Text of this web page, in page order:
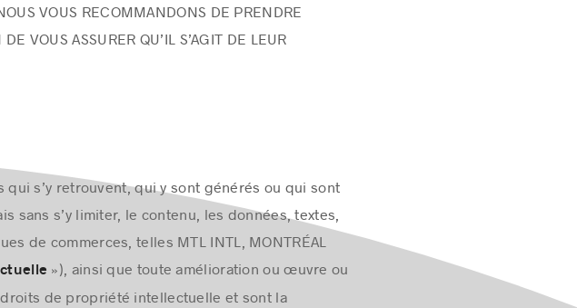
VOUS RECOMMANDONS DE PRENDRE
VOUS ASSURER QU’IL S’AGIT DE LEUR
s’y retrouvent, qui y sont générés ou qui sont
sans s’y limiter, le contenu, les données, textes,
de commerces, telles MTL INTL, MONTRÉAL
»), ainsi que toute amélioration ou œuvre ou
de propriété intellectuelle et sont la